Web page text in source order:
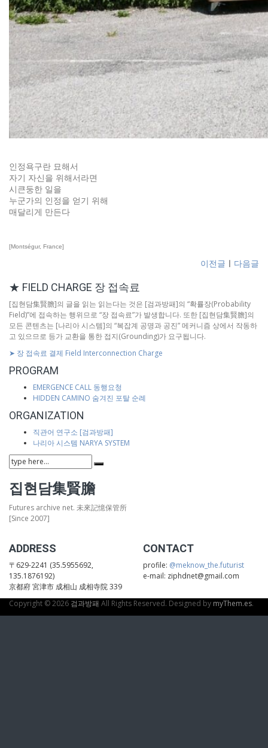
인정욕구란 묘해서
자기 자신을 위해서라면
시큰둥한 일을
누군가의 인정을 얻기 위해
매달리게 만든다
[Montségur, France]
이전글 ㅣ 다음글
★ FIELD CHARGE 장 접속료
[집현담集賢膽]의 글을 읽는 읽는다는 것은 [검과방패]의 “확률장(Probability
Field)”에 접속하는 행위므로 “장 접속료”가 발생합니다. 또한 [집현담集賢膽]의
모든 콘텐츠는 [나리아 시스템]의 “복잡계 공명과 공진” 메커니즘 상에서 작동하
고 있으므로 등가 교환을 통한 접지(Grounding)가 요구됩니다.
➤ 장 접속료 결제 Field Interconnection Charge
PROGRAM
EMERGENCE CALL 동행요청
HIDDEN CAMINO 숨겨진 포탈 순례
ORGANIZATION
직관어 연구소 [검과방패]
나리아 시스템 NARYA SYSTEM
집현담集賢膽
Futures archive net. 未來記憶保管所
[Since 2007]
ADDRESS
〒629-2241 (35.5955692,
135.1876192)
京都府 宮津市 成相山 成相寺院 339
CONTACT
profile: @meknow_the.futurist
e-mail: ziphdnet@gmail.com
Copyright © 2026 검과방패 All Rights Reserved. Designed by myThem.es.